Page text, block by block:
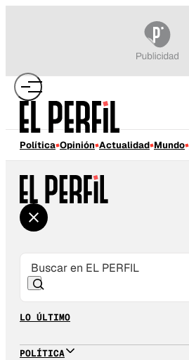
Política Opinión Actualidad Mundo
LO ÚLTIMO
POLÍTICA